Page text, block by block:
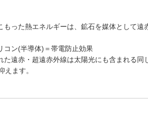
もった熱エネルギーは、鉱石を媒体として
コン(半導体)＝帯電防止効果
た遠赤・超遠赤外線は太陽光にも含まれる同
えます。